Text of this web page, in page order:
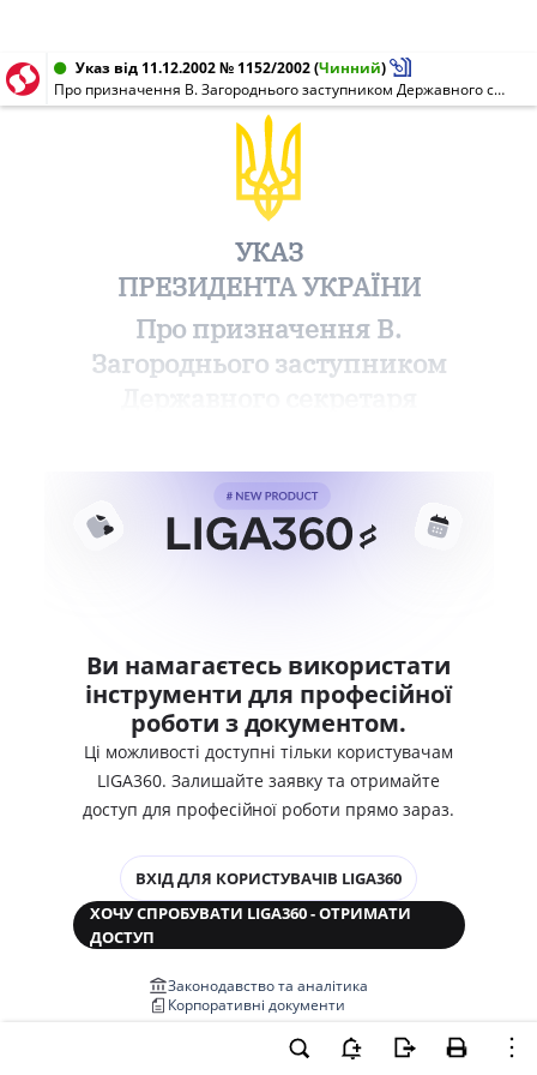
Указ від 11.12.2002 № 1152/2002(Чинний)
Про призначення В. Загороднього заступником Державного секретаря Міністерства охорони здоров'я України
УКАЗ
ПРЕЗИДЕНТА УКРАЇНИ
Про призначення В.
Загороднього заступником
Ви намагаєтесь використати
інструменти для професійної
роботи з документом.
Ці можливості доступні тільки користувачам
LIGA360. Залишайте заявку та отримайте
доступ для професійної роботи прямо зараз.
ВХІД ДЛЯ КОРИСТУВАЧІВ LIGA360
ХОЧУ СПРОБУВАТИ LIGA360 - ОТРИМАТИ
ДОСТУП
Законодавство та аналітика
Корпоративні документи
Медіааналіз та репутація